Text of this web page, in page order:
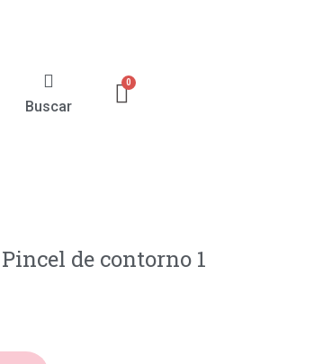
Buscar
de contorno 1